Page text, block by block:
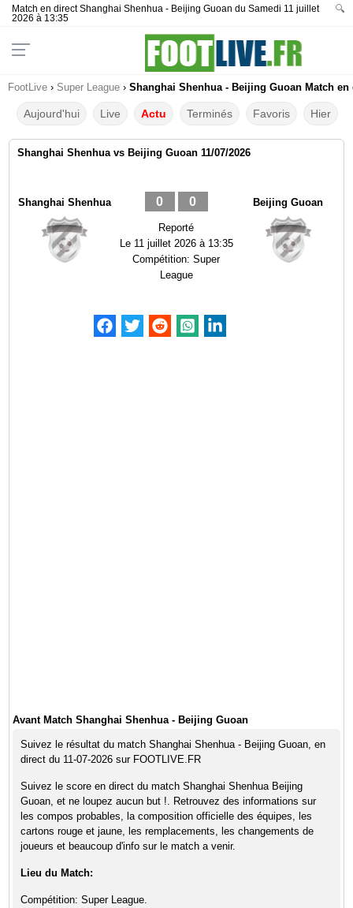
Match en direct Shanghai Shenhua - Beijing Guoan du Samedi 11 juillet
2026 à 13:35
🔍
FootLive › Super League › Shanghai Shenhua - Beijing Guoan Match en
Aujourd'hui Live Actu Terminés Favoris Hier
Shanghai Shenhua vs Beijing Guoan 11/07/2026
Shanghai Shenhua 0 0
Reporté
Le 11 juillet 2026 à 13:35
Compétition:Super
League
Beijing Guoan
Avant Match Shanghai Shenhua - Beijing Guoan
Suivez le résultat du match Shanghai Shenhua - Beijing Guoan, en
direct du 11-07-2026 sur FOOTLIVE.FR
Suivez le score en direct du match Shanghai Shenhua Beijing
Guoan, et ne loupez aucun but !. Retrouvez des informations sur
les compos probables, la composition officielle des équipes, les
cartons rouge et jaune, les remplacements, les changements de
joueurs et beaucoup d'info sur le match a venir.
Lieu du Match:
Compétition: Super League.